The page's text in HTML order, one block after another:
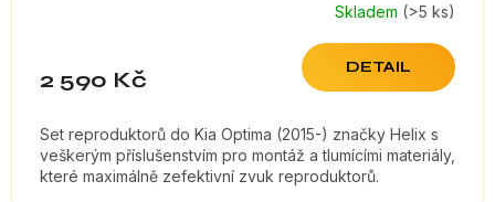
Skladem (>5 ks)
2 590 Kč DETAIL
Set reproduktorů do Kia Optima (2015-) značky Helix s
veškerým příslušenstvím pro montáž a tlumícími materiály,
které maximálně zefektivní zvuk reproduktorů.